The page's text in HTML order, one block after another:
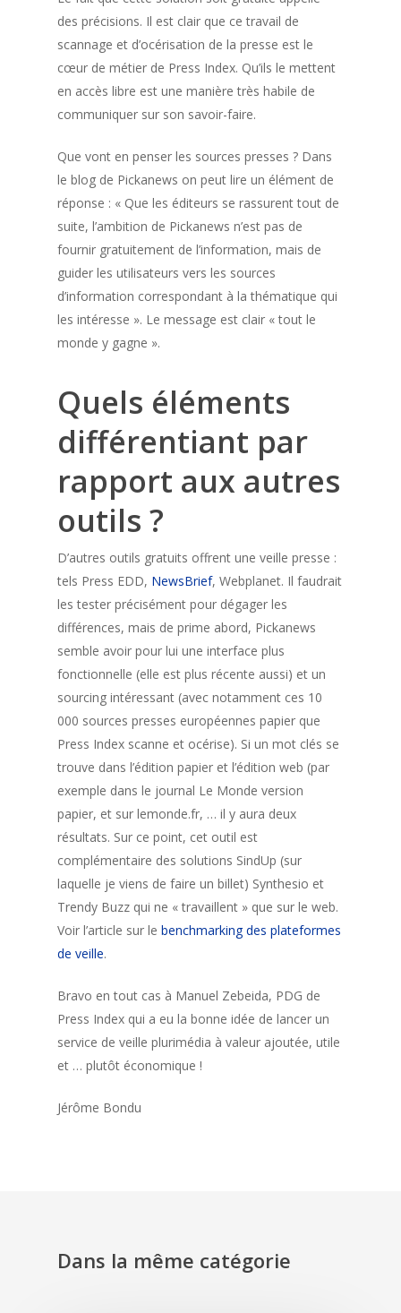
des précisions. Il est clair que ce travail de
scannage et d’océrisation de la presse est le
cœur de métier de Press Index. Qu’ils le mettent
en accès libre est une manière très habile de
communiquer sur son savoir-faire.
Que vont en penser les sources presses ? Dans
le blog de Pickanews on peut lire un élément de
réponse : « Que les éditeurs se rassurent tout de
suite, l’ambition de Pickanews n’est pas de
fournir gratuitement de l’information, mais de
guider les utilisateurs vers les sources
d’information correspondant à la thématique qui
les intéresse ». Le message est clair « tout le
monde y gagne ».
Quels éléments
différentiant par
rapport aux autres
outils ?
D’autres outils gratuits offrent une veille presse :
tels Press EDD, NewsBrief, Webplanet. Il faudrait
les tester précisément pour dégager les
différences, mais de prime abord, Pickanews
semble avoir pour lui une interface plus
fonctionnelle (elle est plus récente aussi) et un
sourcing intéressant (avec notamment ces 10
000 sources presses européennes papier que
Press Index scanne et océrise). Si un mot clés se
trouve dans l’édition papier et l’édition web (par
exemple dans le journal Le Monde version
papier, et sur lemonde.fr, … il y aura deux
résultats. Sur ce point, cet outil est
complémentaire des solutions SindUp (sur
laquelle je viens de faire un billet) Synthesio et
Trendy Buzz qui ne « travaillent » que sur le web.
Voir l’article sur le benchmarking des plateformes
de veille.
Bravo en tout cas à Manuel Zebeida, PDG de
Press Index qui a eu la bonne idée de lancer un
service de veille plurimédia à valeur ajoutée, utile
et … plutôt économique !
Jérôme Bondu
Dans la même catégorie